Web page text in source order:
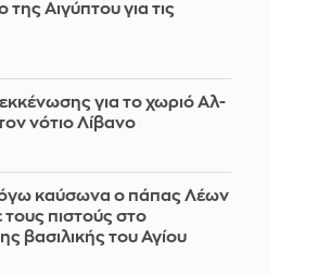
Αιγύπτου για τις
εκκένωσης για το χωριό Αλ-
νότιο Λίβανο
καύσωνα ο πάπας Λέων
πιστούς στο
βασιλικής του Αγίου